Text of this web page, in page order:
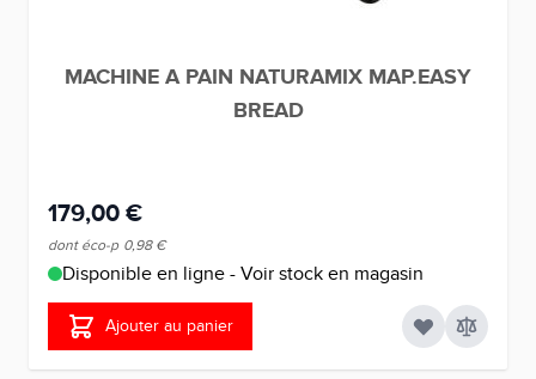
MACHINE A PAIN NATURAMIX MAP.EASY
BREAD
179,00 €
dont éco-p 0,98 €
Disponible en ligne - Voir stock en magasin
Ajouter au panier